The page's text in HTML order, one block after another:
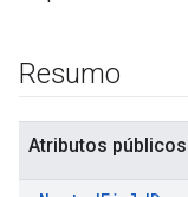
Resumo
Atributos públicos